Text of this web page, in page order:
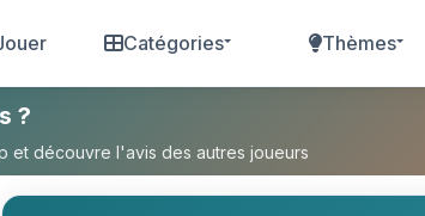
Catégories Thèmes
au Maroc ou Aller en Algérie ?
?
et découvre l'avis des autres joueurs